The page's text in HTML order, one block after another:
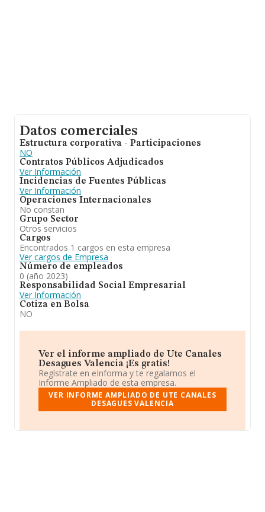
Datos comerciales
Estructura corporativa - Participaciones
NO
Contratos Públicos Adjudicados
Ver Información
Incidencias de Fuentes Públicas
Ver Información
Operaciones Internacionales
No constan
Grupo Sector
Otros servicios
Cargos
Encontrados 1 cargos en esta empresa
Ver cargos de Empresa
Número de empleados
0 (año 2023)
Responsabilidad Social Empresarial
Ver Información
Cotiza en Bolsa
NO
Ver el informe ampliado de Ute Canales
Desagues Valencia ¡Es gratis!
Regístrate en eInforma y te regalamos el
Informe Ampliado de esta empresa.
VER INFORME AMPLIADO DE UTE CANALES
DESAGUES VALENCIA